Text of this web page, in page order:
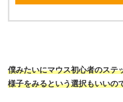
僕みたいにマウス初心者のステ
様子をみるという選択もいいの